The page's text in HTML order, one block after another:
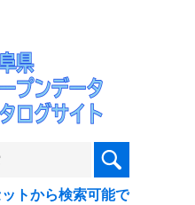
トから検索可能で